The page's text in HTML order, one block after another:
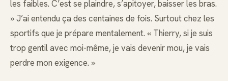
les faibles. C’est se plaindre, s’apitoyer, baisser les bras.
» J’ai entendu ça des centaines de fois. Surtout chez les
sportifs que je prépare mentalement. « Thierry, si je suis
trop gentil avec moi-même, je vais devenir mou, je vais
perdre mon exigence. »